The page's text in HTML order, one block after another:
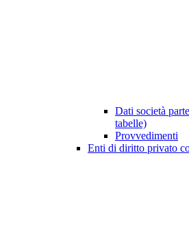
Dati società
tabelle)
Provvedimenti
Enti di diritto privato